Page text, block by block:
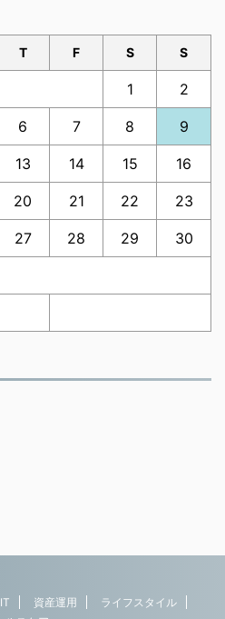
T F S S
1 2
6 7 8 9
13 14 15 16
20 21 22 23
27 28 29 30
IT 資産運用
ライフスタイル